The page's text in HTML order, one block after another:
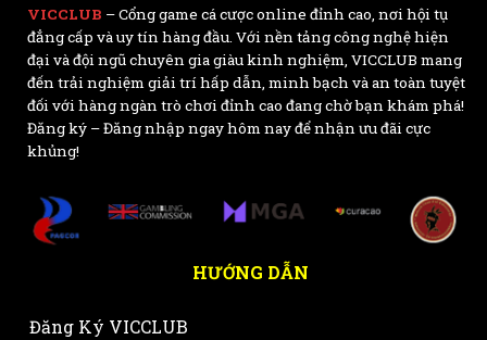
VICCLUB – Cổng game cá cược online đỉnh cao, nơi hội tụ
đẳng cấp và uy tín hàng đầu. Với nền tảng công nghệ hiện
đại và đội ngũ chuyên gia giàu kinh nghiệm, VICCLUB mang
đến trải nghiệm giải trí hấp dẫn, minh bạch và an toàn tuyệt
đối với hàng ngàn trò chơi đỉnh cao đang chờ bạn khám phá!
Đăng ký – Đăng nhập ngay hôm nay để nhận ưu đãi cực
khủng!
HƯỚNG DẪN
Đăng Ký VICCLUB